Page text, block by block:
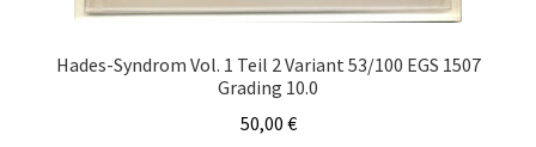
Hades-Syndrom Vol. 1 Teil 2 Variant 53/100 EGS 1507
Grading 10.0
50,00 €